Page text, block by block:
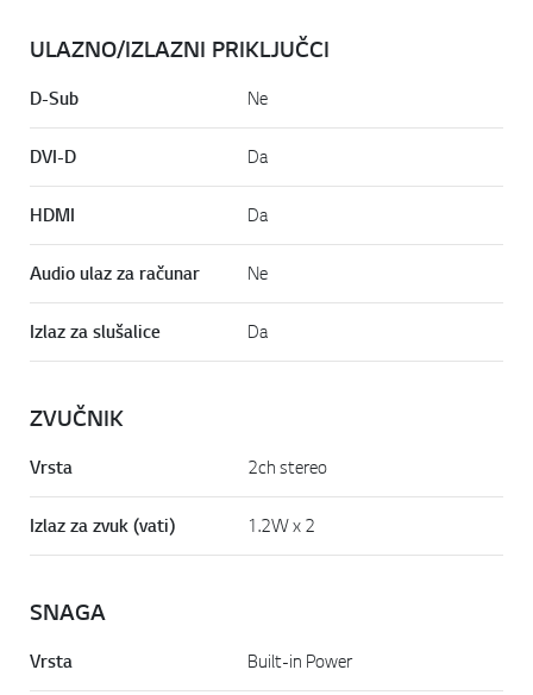
ULAZNO/IZLAZNI PRIKLJUČCI
D-Sub Ne
DVI-D Da
HDMI Da
Audio ulaz za računar Ne
Izlaz za slušalice Da
ZVUČNIK
Vrsta 2ch stereo
Izlaz za zvuk (vati) 1.2W x 2
SNAGA
Vrsta Built-in Power